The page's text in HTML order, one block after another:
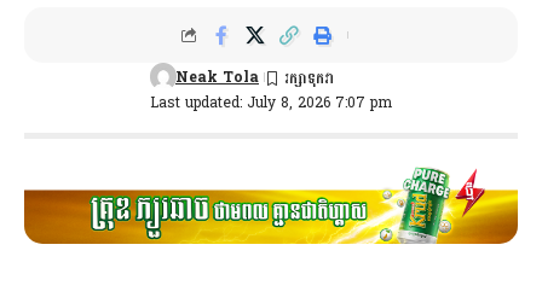
Last updated: July 8, 2026 7:07 pm
Neak Tola